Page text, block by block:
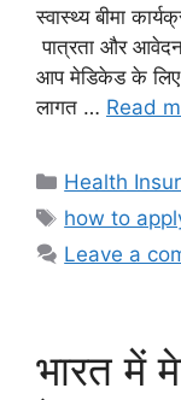
स्वास्थ्य बीमा
पात्रता और
आप मेडिकेड के लिए
लागत … Read
Categories
Health
Tags
how to
Leave a
भारत में